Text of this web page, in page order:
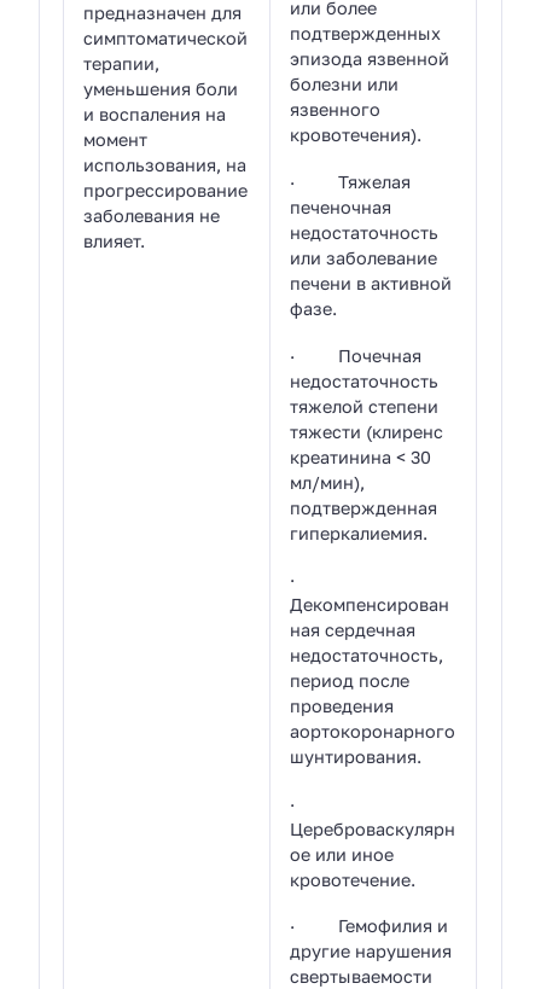
предназначен для
симптоматической
терапии,
уменьшения боли
и воспаления на
момент
использования, на
прогрессирование
заболевания не
влияет.
или более
подтвержденных
эпизода язвенной
болезни или
язвенного
кровотечения).
· Тяжелая
печеночная
недостаточность
или заболевание
печени в активной
фазе.
· Почечная
недостаточность
тяжелой степени
тяжести (клиренс
креатинина < 30
мл/мин),
подтвержденная
гиперкалиемия.
·
Декомпенсирован
ная сердечная
недостаточность,
период после
проведения
аортокоронарного
шунтирования.
·
Цереброваскулярн
ое или иное
кровотечение.
· Гемофилия и
другие нарушения
свертываемости